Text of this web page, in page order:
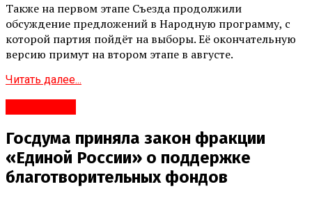
Также на первом этапе Съезда продолжили
обсуждение предложений в Народную программу, с
которой партия пойдёт на выборы. Её окончательную
версию примут на втором этапе в августе.
Читать далее...
Госдума приняла закон фракции
«Единой России» о поддержке
благотворительных фондов